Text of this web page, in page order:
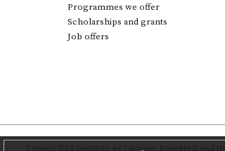
Programmes we offer
Scholarships and grants
Job offers
PAS Institute of Literary Research